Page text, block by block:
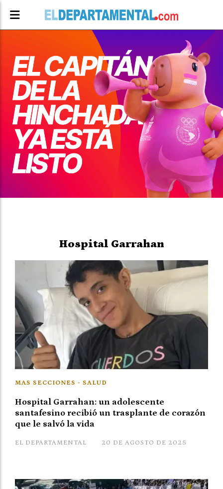
Hospital Garrahan
Hospital Garrahan: un adolescente
santafesino recibió un trasplante de corazón
que le salvó la vida
EL DEPARTAMENTAL
MAS SECCIONES - SALUD
20 DE AGOSTO DE 2025